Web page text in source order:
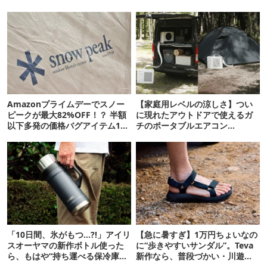
Amazonプライムデーでスノー
ピークが最大82%OFF！？ 半額
以下多発の価格バグアイテム11
【家庭用レベルの涼しさ】つい
に現れたアウトドアで使えるガ
チのポータブルエアコン
「10日間、氷がもつ…?!」アイリ
スオーヤマの新作ボトル使った
ら、もはや“持ち運べる保冷庫
【急に暑すぎ】1万円ちょいなの
に“歩きやすいサンダル”。Teva
新作なら、普段づかい・川遊